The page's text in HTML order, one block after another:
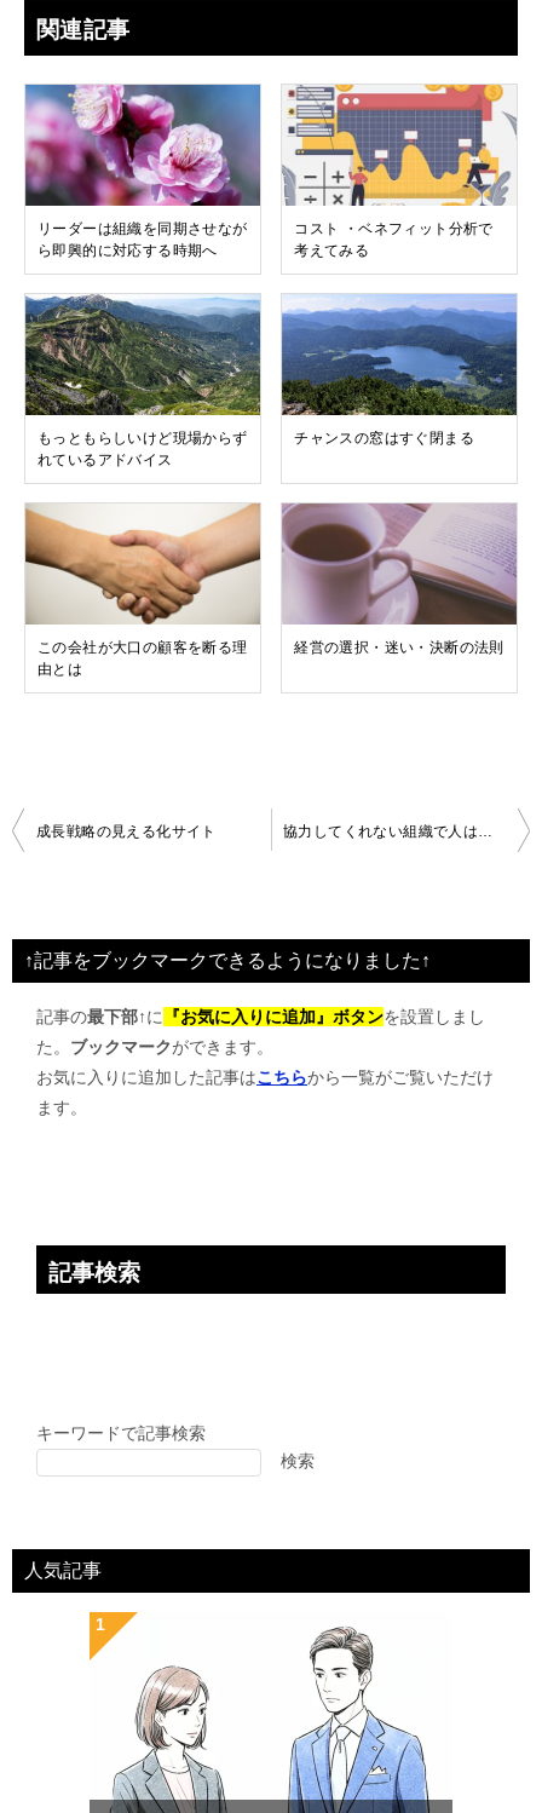
関連記事
リーダーは組織を同期させなが
ら即興的に対応する時期へ
コスト ・ベネフィット分析で
考えてみる
もっともらしいけど現場からず
れているアドバイス
チャンスの窓はすぐ閉まる
この会社が大口の顧客を断る理
由とは
経営の選択・迷い・決断の法則
投
ビ
ゲ
成長戦略の見える化サイト
↑記事をブックマークできるようになりました↑
記事の最下部↑に 『お気に入りに追加』ボタンを設置しまし
た。 ブックマークができます。
お気に入りに追加した記事はこちらから一覧がご覧いただけ
ます。
記事検索
キーワードで記事検索
検索
人気記事